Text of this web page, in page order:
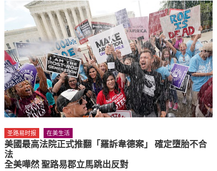
执掌密苏里植物园近四十年 致力推动全球植物多样性研究与中美
合作 Peter Raven 博士逝世 享年89岁
一晃三十年，初夏又相逢。中华日，等你来赴约 —— 密苏里植物
园“中华日三十周年特别报道（五）
筝声与琴韵交汇：刘励(Li Statler)与钢琴家Darek演绎一场古筝
与钢琴的精彩对话
圣路易时报 在美生活
美國最高法院正式推翻「羅訴韋德案」 確定墮胎不合
法
全美嘩然 聖路易郡立馬跳出反對